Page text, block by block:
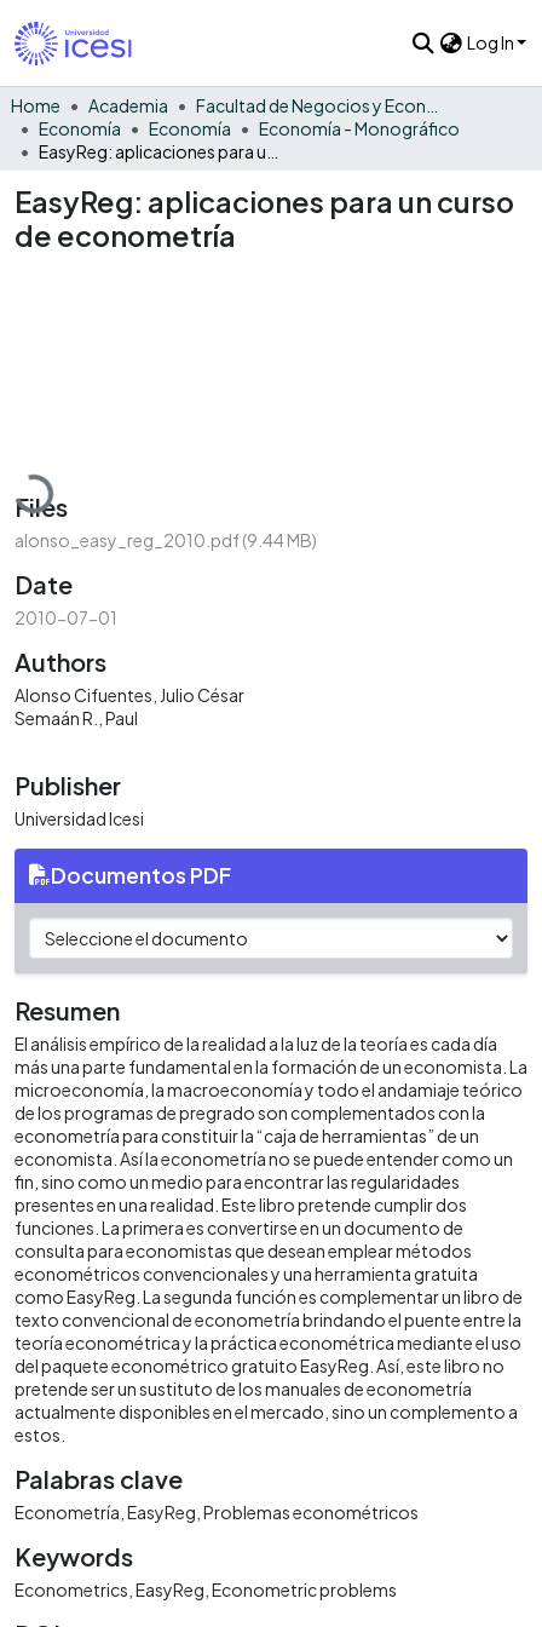
Log In
Home Academia
Economía
Economía
Economía - Monográfico
EasyReg: aplicaciones para un curso
de econometría
Loading...
Files
alonso_easy_reg_2010.pdf(9.44 MB)
Date
2010-07-01
Authors
Alonso Cifuentes, Julio César
Semaán R., Paul
Publisher
Universidad Icesi
Documentos PDF
Resumen
El análisis empírico de la realidad a la luz de la teoría es cada día
más una parte fundamental en la formación de un economista. La
microeconomía, la macroeconomía y todo el andamiaje teórico
de los programas de pregrado son complementados con la
econometría para constituir la “caja de herramientas” de un
economista. Así la econometría no se puede entender como un
fin, sino como un medio para encontrar las regularidades
presentes en una realidad. Este libro pretende cumplir dos
funciones. La primera es convertirse en un documento de
consulta para economistas que desean emplear métodos
econométricos convencionales y una herramienta gratuita
como EasyReg. La segunda función es complementar un libro de
texto convencional de econometría brindando el puente entre la
teoría econométrica y la práctica econométrica mediante el uso
del paquete econométrico gratuito EasyReg. Así, este libro no
pretende ser un sustituto de los manuales de econometría
actualmente disponibles en el mercado, sino un complemento a
estos.
Palabras clave
Econometría EasyReg Problemas econométricos
Keywords
Econometrics EasyReg Econometric problems